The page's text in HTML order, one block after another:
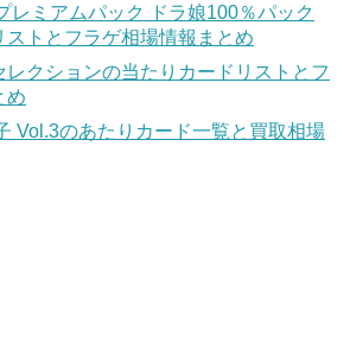
レミアムパック ドラ娘100％パック
ストとフラゲ相場情報まとめ
クションの当たりカードリストとフ
め
Vol.3のあたりカード一覧と買取相場